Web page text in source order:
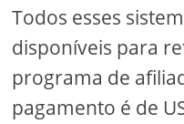
Todos esses
disponíveis para
programa de
pagamento é de